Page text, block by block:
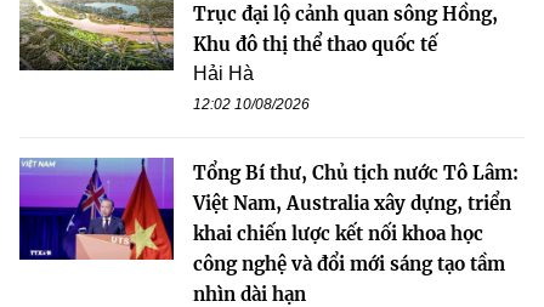
Trục đại lộ cảnh quan sông Hồng,
Khu đô thị thể thao quốc tế
Hải Hà
12:02 10/08/2026
Tổng Bí thư, Chủ tịch nước Tô Lâm:
Việt Nam, Australia xây dựng, triển
khai chiến lược kết nối khoa học
công nghệ và đổi mới sáng tạo tầm
nhìn dài hạn